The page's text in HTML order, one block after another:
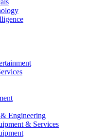
Engineering
& Services